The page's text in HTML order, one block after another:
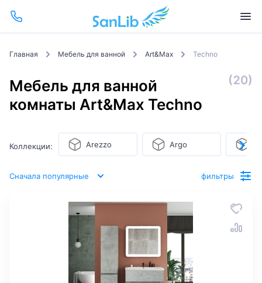
Главная Мебель для ванной Art&Max Techno
Мебель для ванной
комнаты Art&Max Techno
(20)
Коллекции: Arezzo Argo
Сначала популярные фильтры